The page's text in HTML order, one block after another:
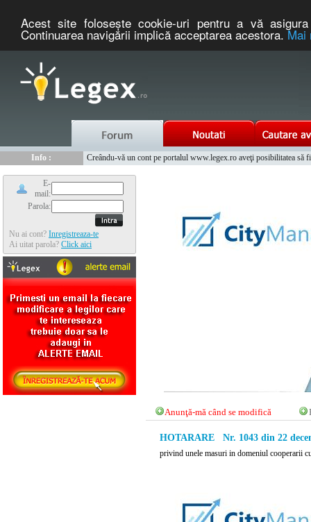
Acest site foloseşte cookie-uri pentru a vă
Continuarea navigării implică acceptarea acestora.Mai
Info :
Creându-vă un cont pe portalul www.legex.ro aveţi posibilitatea să
E-
mail:
Parola:
Nu ai cont? Inregistreaza-te
Ai uitat parola? Click aici
Anunţă-mă când se modifică
HOTARARE Nr. 1043 din 22
privind unele masuri in domeniul cooperarii